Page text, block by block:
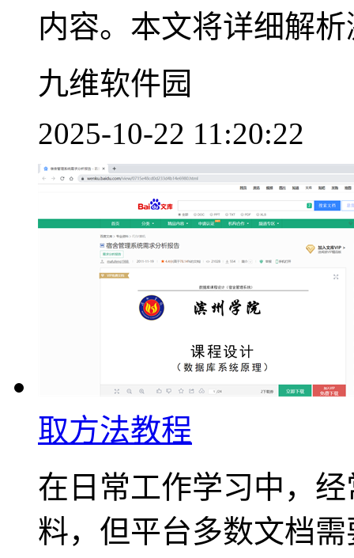
内容。本文将详细解
九维软件园
2025-10-22 11:20:22
取方法教程
在日常工作学习中，
料，但平台多数文档